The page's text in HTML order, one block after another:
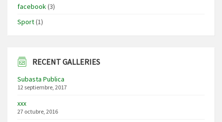
facebook(3)
Sport(1)
RECENT GALLERIES
Subasta Publica
12 septiembre, 2017
xxx
27 octubre, 2016